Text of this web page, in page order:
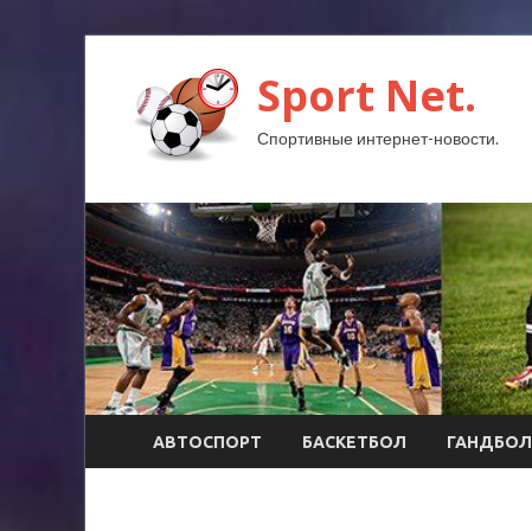
Sport Net.
Спортивные интернет-новости.
АВТОСПОРТ БАСКЕТБОЛ ГАНДБОЛ